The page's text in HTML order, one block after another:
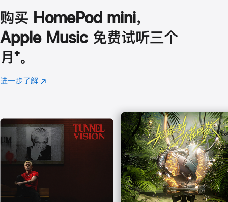
购买 HomePod mini，
Apple Music 免费试听三个
月 脚
注
⁺。
进一步了解 Apple
(在
口
中
打
开)